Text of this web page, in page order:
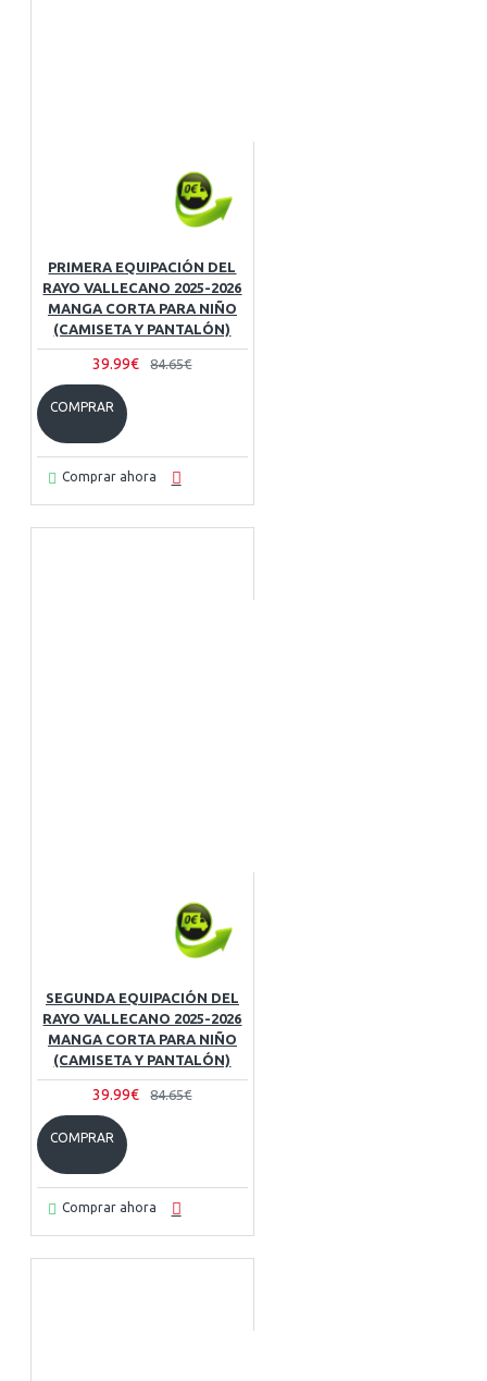
PRIMERA EQUIPACIÓN DEL
RAYO VALLECANO 2025-2026
MANGA CORTA PARA NIÑO
(CAMISETA Y PANTALÓN)
39.99€ 84.65€
COMPRAR
Comprar ahora
SEGUNDA EQUIPACIÓN DEL
RAYO VALLECANO 2025-2026
MANGA CORTA PARA NIÑO
(CAMISETA Y PANTALÓN)
39.99€ 84.65€
COMPRAR
Comprar ahora